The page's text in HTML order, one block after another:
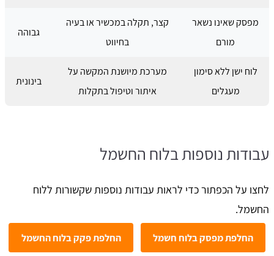
מפסק שאינו נשאר
מורם
קצר, תקלה במכשיר או בעיה
בחיווט
גבוהה
לוח ישן ללא סימון
מעגלים
מערכת מיושנת המקשה על
איתור וטיפול בתקלות
בינונית
עבודות נוספות בלוח החשמל
לחצו על הכפתור כדי לראות עבודות נוספות שקשורות ללוח
החשמל.
החלפת מפסק בלוח חשמל החלפת פקק בלוח החשמל